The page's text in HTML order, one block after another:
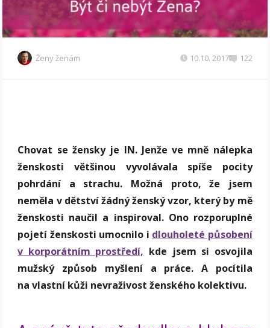
Ženy ženám 10.10. 2017 122
Chovat se žensky je IN. Jenže ve mně nálepka
ženskosti většinou vyvolávala spíše pocity
pohrdání a strachu. Možná proto, že jsem
neměla v dětství žádný ženský vzor, který by mě
ženskosti naučil a inspiroval. Ono rozporuplné
pojetí ženskosti umocnilo i dlouholeté působení
v korporátním prostředí, kde jsem si osvojila
mužský způsob myšlení a práce. A pocítila
na vlastní kůži nevraživost ženského kolektivu.